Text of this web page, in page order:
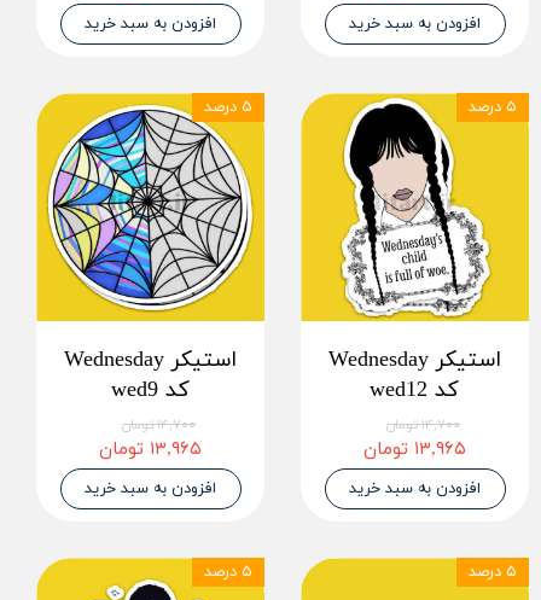
افزودن به سبد خرید افزودن به سبد خرید
استیکر Wednesday
کد wed12
۱۴,۷۰۰ تومان
۱۳,۹۶۵ تومان
افزودن به سبد خرید
۵ درصد
استیکر Wednesday
کد wed9
۱۴,۷۰۰ تومان
۱۳,۹۶۵ تومان
افزودن به سبد خرید
۵ درصد
۵ درصد ۵ درصد